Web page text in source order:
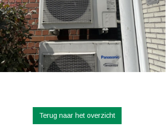
Terug naar het overzicht